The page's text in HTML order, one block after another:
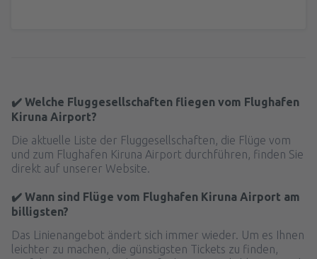
✔️ Welche Fluggesellschaften fliegen vom Flughafen
Kiruna Airport?
Die aktuelle Liste der Fluggesellschaften, die Flüge vom
und zum Flughafen Kiruna Airport durchführen, finden Sie
direkt auf unserer Website.
✔️ Wann sind Flüge vom Flughafen Kiruna Airport am
billigsten?
Das Linienangebot ändert sich immer wieder. Um es Ihnen
leichter zu machen, die günstigsten Tickets zu finden,